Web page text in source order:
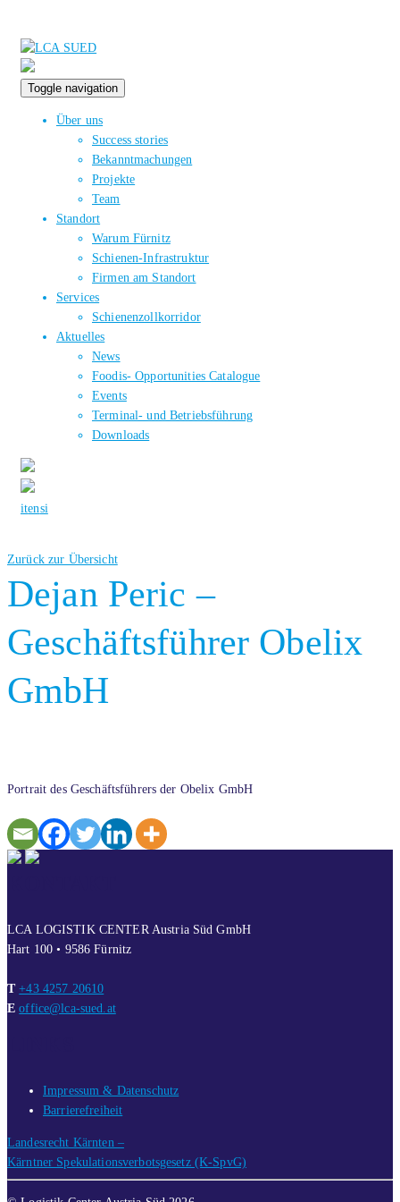
Toggle navigation
Über uns
Success stories
Bekanntmachungen
Projekte
Team
Standort
Warum Fürnitz
Schienen-Infrastruktur
Firmen am Standort
Services
Schienenzollkorridor
Aktuelles
News
Foodis- Opportunities Catalogue
Events
Terminal- und Betriebsführung
Downloads
itensi
Zurück zur Übersicht
Dejan Peric –
Geschäftsführer Obelix
GmbH
Portrait des Geschäftsführers der Obelix GmbH
LCA LOGISTIK CENTER Austria Süd GmbH
Hart 100 • 9586 Fürnitz
T +43 4257 20610
E office@lca-sued.at
Impressum & Datenschutz
Barrierefreiheit
Landesrecht Kärnten –
Kärntner Spekulationsverbotsgesetz (K-SpvG)